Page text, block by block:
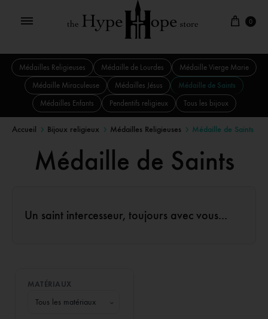
0
Médailles Religieuses Médaille de Lourdes
Médaille Vierge Marie
Médaille Miraculeuse
Médailles Jésus
Médaille de Saints
Médailles Enfants
Pendentifs religieux Tous les bijoux
Accueil Bijoux religieux Médailles Religieuses Médaille de Saints
Médaille de Saints
Un saint intercesseur, toujours avec vous...
MATÉRIAUX
⌄